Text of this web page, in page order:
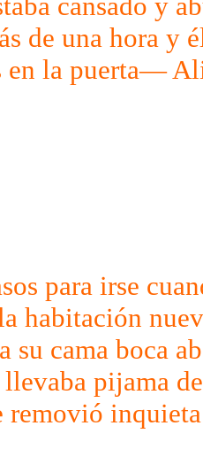
de una hora y
en la puerta—
para irse
habitación
su cama boca
pijama
removió